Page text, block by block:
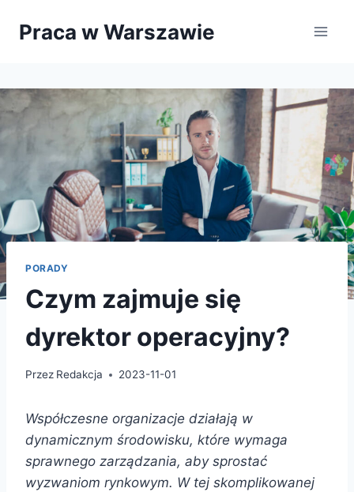
Praca w Warszawie
PORADY
Czym zajmuje się
dyrektor operacyjny?
Przez Redakcja 2023-11-01
Współczesne organizacje działają w
dynamicznym środowisku, które wymaga
sprawnego zarządzania, aby sprostać
wyzwaniom rynkowym. W tej skomplikowanej